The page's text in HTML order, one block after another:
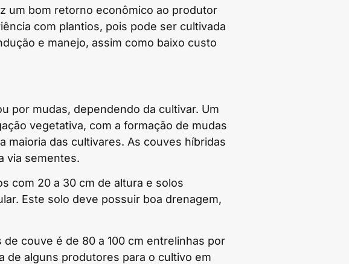
um bom retorno econômico ao produtor
com plantios, pois pode ser cultivada
e manejo, assim como baixo custo
por mudas, dependendo da cultivar. Um
vegetativa, com a formação de mudas
maioria das cultivares. As couves híbridas
via sementes.
com 20 a 30 cm de altura e solos
Este solo deve possuir boa drenagem,
couve é de 80 a 100 cm entrelinhas por
de alguns produtores para o cultivo em